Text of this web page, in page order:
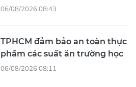
06/08/2026 08:43
TPHCM đảm bảo an toàn thực
phẩm các suất ăn trường học
06/08/2026 08:11